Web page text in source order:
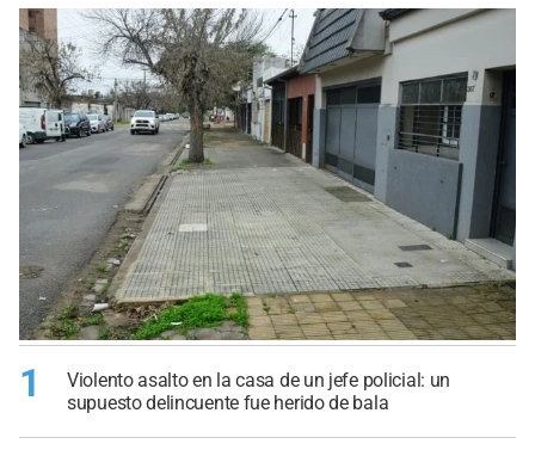
1
Violento asalto en la casa de un jefe policial: un
supuesto delincuente fue herido de bala